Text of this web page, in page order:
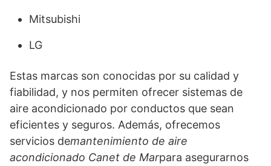
Mitsubishi
LG
Estas marcas son conocidas por su calidad y
fiabilidad, y nos permiten ofrecer sistemas de
aire acondicionado por conductos que sean
eficientes y seguros. Además, ofrecemos
servicios demantenimiento de aire
acondicionado Canet de Marpara asegurarnos